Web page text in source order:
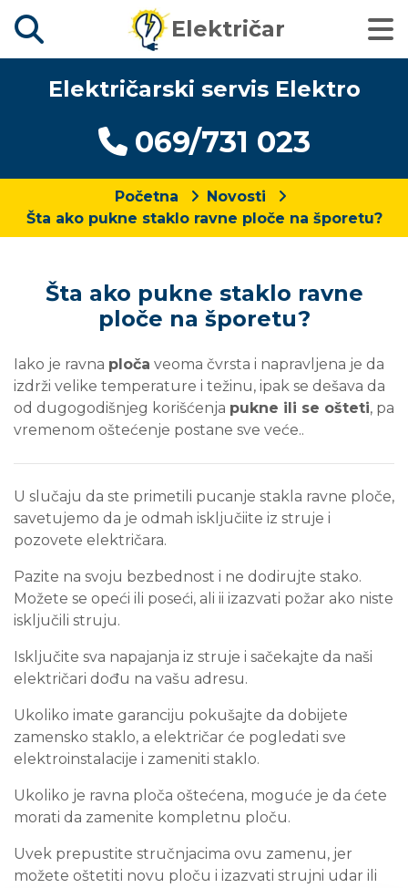
Električar
Električarski servis Elektro
069/731 023
Početna
Novosti
Šta ako pukne staklo ravne ploče na šporetu?
Šta ako pukne staklo ravne
ploče na šporetu?
Iako je ravna ploča veoma čvrsta i napravljena je da
izdrži velike temperature i težinu, ipak se dešava da
od dugogodišnjeg korišćenja pukne ili se ošteti, pa
vremenom oštećenje postane sve veće..
U slučaju da ste primetili pucanje stakla ravne ploče,
savetujemo da je odmah isključiite iz struje i
pozovete električara.
Pazite na svoju bezbednost i ne dodirujte stako.
Možete se opeći ili poseći, ali ii izazvati požar ako niste
isključili struju.
Isključite sva napajanja iz struje i sačekajte da naši
električari dođu na vašu adresu.
Ukoliko imate garanciju pokušajte da dobijete
zamensko staklo, a električar će pogledati sve
elektroinstalacije i zameniti staklo.
Ukoliko je ravna ploča oštećena, moguće je da ćete
morati da zamenite kompletnu ploču.
Uvek prepustite stručnjacima ovu zamenu, jer
možete oštetiti novu ploču i izazvati strujni udar ili